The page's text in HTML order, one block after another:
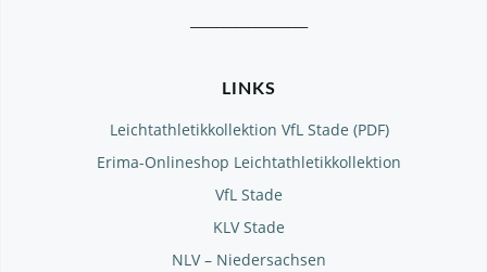
LINKS
Leichtathletikkollektion VfL Stade (PDF)
Erima-Onlineshop Leichtathletikkollektion
VfL Stade
KLV Stade
NLV – Niedersachsen